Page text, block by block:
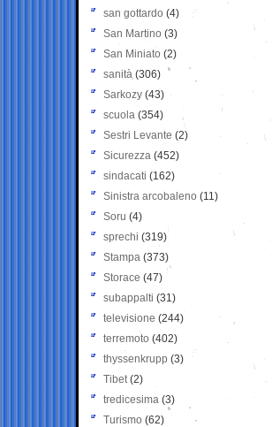
san gottardo (4)
San Martino (3)
San Miniato (2)
sanità (306)
Sarkozy (43)
scuola (354)
Sestri Levante (2)
Sicurezza (452)
sindacati (162)
Sinistra arcobaleno (11)
Soru (4)
sprechi (319)
Stampa (373)
Storace (47)
subappalti (31)
televisione(244)
terremoto (402)
thyssenkrupp (3)
Tibet(2)
tredicesima (3)
Turismo (62)